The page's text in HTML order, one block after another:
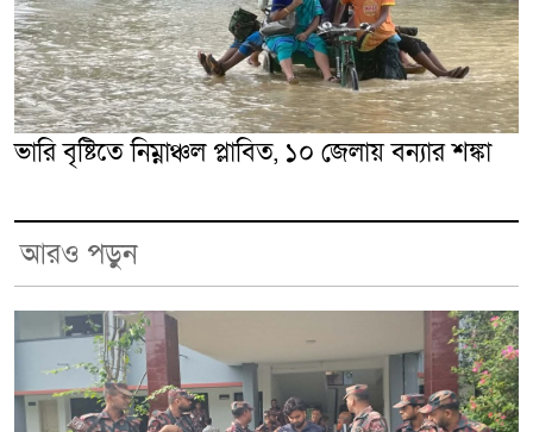
ভারি বৃষ্টিতে নিম্নাঞ্চল প্লাবিত, ১০ জেলায় বন্যার শঙ্কা
আরও পড়ুন